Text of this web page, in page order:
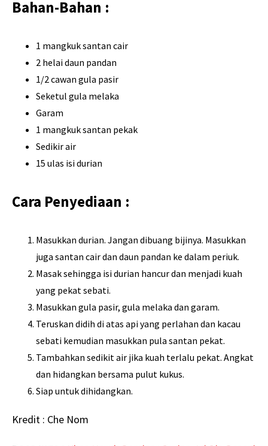
Bahan-Bahan :
1 mangkuk santan cair
2 helai daun pandan
1/2 cawan gula pasir
Seketul gula melaka
Garam
1 mangkuk santan pekak
Sedikir air
15 ulas isi durian
Cara Penyediaan :
Masukkan durian. Jangan dibuang bijinya. Masukkan
juga santan cair dan daun pandan ke dalam periuk.
Masak sehingga isi durian hancur dan menjadi kuah
yang pekat sebati.
Masukkan gula pasir, gula melaka dan garam.
Teruskan didih di atas api yang perlahan dan kacau
sebati kemudian masukkan pula santan pekat.
Tambahkan sedikit air jika kuah terlalu pekat. Angkat
dan hidangkan bersama pulut kukus.
Siap untuk dihidangkan.
Kredit : Che Nom